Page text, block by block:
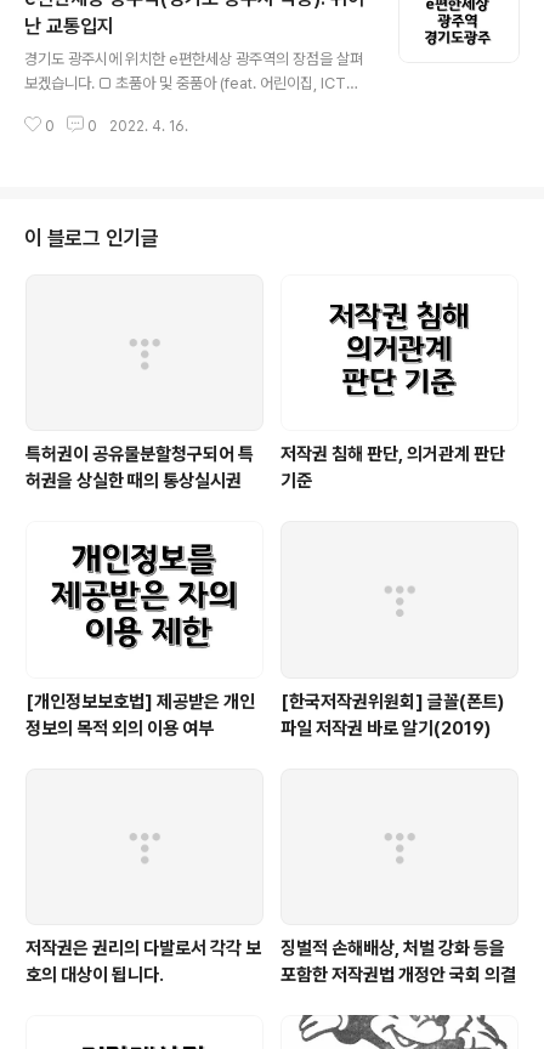
타기 딱 좋은 그런 빙판이 생기겠죠. 튼튼한 썰매를 하나 구
매하면, 몇 년 동안 빙판이 생길 때마다 즐길 수 있습니다.
살짝 경사가 있어서 썰매가 정말 잘 나갑니다.
난 교통입지
경기도 광주시에 위치한 e편한세상 광주역의 장점을 살펴
보겠습니다. □ 초품아 및 중품아 (feat. 어린이집, ICT폴
지는 차도를 건너지 않고 등교 가능합니다. - 역동초는 방
로 등하원 가능합니다. - 단지 옆에 ICT폴리텍대학이 있습
니다. □ 출퇴근을 위한 자차 이용 환경 - 경기도 광주시의
고속도로) 접근성이 뛰어나지만 인구수에 비해 아직 도로
환경이 좋지 않아 출퇴근에 어려움이 있습니다. - e편한세
상은 3번 국도로 ..
0 0 2022. 4. 16.
이 블로그 인기글
특허권이 공유물분할청구되어 특
허권을 상실한 때의 통상실시권
저작권 침해 판단, 의거관계 판단
기준
[개인정보보호법] 제공받은 개인
정보의 목적 외의 이용 여부
[한국저작권위원회] 글꼴(폰트)
파일 저작권 바로 알기(2019)
저작권은 권리의 다발로서 각각 보
호의 대상이 됩니다.
징벌적 손해배상, 처벌 강화 등을
포함한 저작권법 개정안 국회 의결